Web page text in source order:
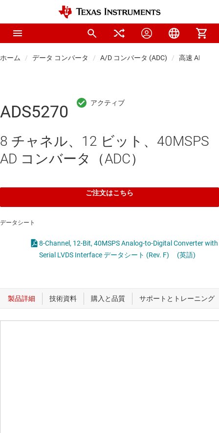
ホーム データ コンバータ A/D コンバータ (ADC) 高速 ADC
ADS5270
8 チャネル、12 ビット、40MSPS
AD コンバータ（ADC）
ご注文はこちら
データシート
8-Channel, 12-Bit, 40MSPS Analog-to-Digital Converter with
Serial LVDS Interface データシート (Rev. F)
(英語)